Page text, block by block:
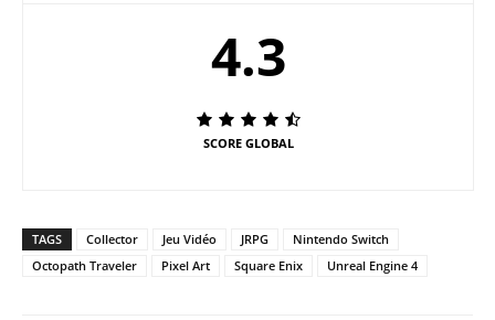
4.3
SCORE GLOBAL
TAGS Collector Jeu Vidéo JRPG
Nintendo Switch
Octopath Traveler
Pixel Art Square Enix Unreal Engine 4